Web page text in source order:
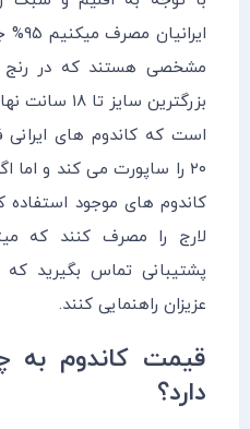
مشخصی هستند که د‌‌‌ر
است که کاندوم های
کاندوم های موجود استفاده
لارج را مصرف کنند که
پشتیبانی تماس بگیرید
عزیزان راهنمایی کنند.
قیمت کاندوم به
دارد؟